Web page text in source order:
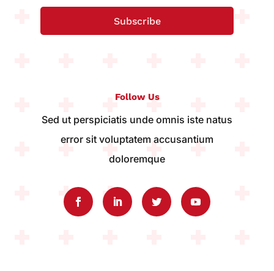
Subscribe
Follow Us
Sed ut perspiciatis unde omnis iste natus
error sit voluptatem accusantium
doloremque